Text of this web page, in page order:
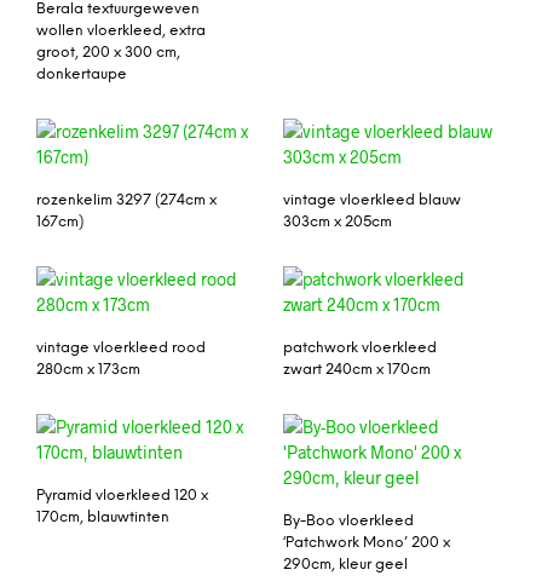
Berala textuurgeweven
wollen vloerkleed, extra
groot, 200 x 300 cm,
donkertaupe
rozenkelim 3297 (274cm x
167cm)
vintage vloerkleed blauw
303cm x 205cm
vintage vloerkleed rood
280cm x 173cm
patchwork vloerkleed
zwart 240cm x 170cm
Pyramid vloerkleed 120 x
170cm, blauwtinten
By-Boo vloerkleed
‘Patchwork Mono’ 200 x
290cm, kleur geel